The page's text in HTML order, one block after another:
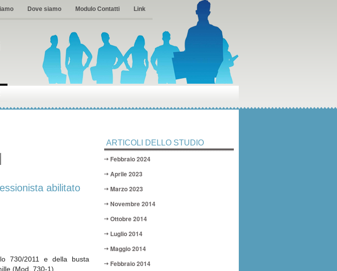
Dove siamo Modulo Contatti Link
abilitato
730/2011 e della busta
(Mod. 730-1)
ARTICOLI DELLO STUDIO
Febbraio 2024
Aprile 2023
Marzo 2023
Novembre 2014
Ottobre 2014
Luglio 2014
Maggio 2014
Febbraio 2014